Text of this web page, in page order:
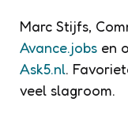
Marc Stijfs,
Avance.jobs en
Ask5.nl.
veel slagroom.